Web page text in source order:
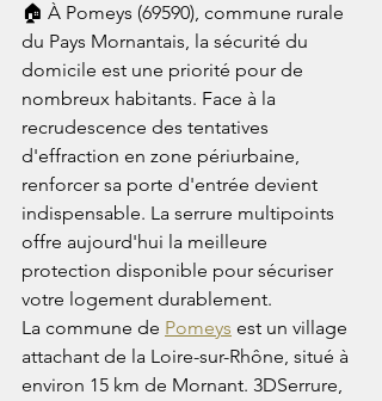
🏠 À Pomeys (69590), commune rurale
du Pays Mornantais, la sécurité du
domicile est une priorité pour de
nombreux habitants. Face à la
recrudescence des tentatives
d'effraction en zone périurbaine,
renforcer sa porte d'entrée devient
indispensable. La serrure multipoints
offre aujourd'hui la meilleure
protection disponible pour sécuriser
votre logement durablement.
La commune de Pomeys est un village
attachant de la Loire-sur-Rhône, situé à
environ 15 km de Mornant. 3DSerrure,